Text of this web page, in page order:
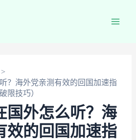
？海外党亲测有效的回国加速指
限技巧）
国外怎么听？海
效的回国加速指